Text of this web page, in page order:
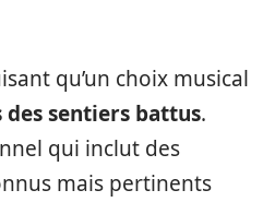
qu’un choix musical
des sentiers battus.
qui inclut des
mais pertinents